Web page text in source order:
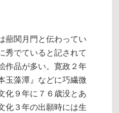
蔀関月門と伝わってい
秀でていると記されて
作品が多い。寛政２年
玉藻潭』などに巧繊微
化９年に７６歳没とあ
化３年の出願時には生